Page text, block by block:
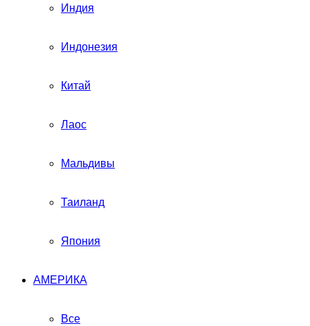
Индия
Индонезия
Китай
Лаос
Мальдивы
Таиланд
Япония
АМЕРИКА
Все